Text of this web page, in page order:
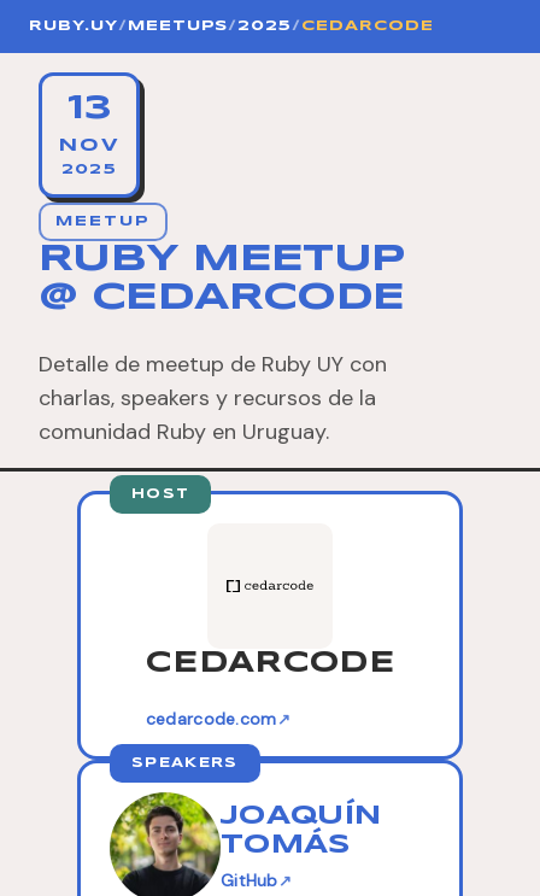
RUBY.UY/ MEETUPS/ 2025 / CEDARCODE
13
NOV
2025
MEETUP
RUBY MEETUP
@ CEDARCODE
Detalle de meetup de Ruby UY con
charlas, speakers y recursos de la
comunidad Ruby en Uruguay.
HOST
CEDARCODE
cedarcode.com↗
SPEAKERS
JOAQUÍN
TOMÁS
GitHub↗